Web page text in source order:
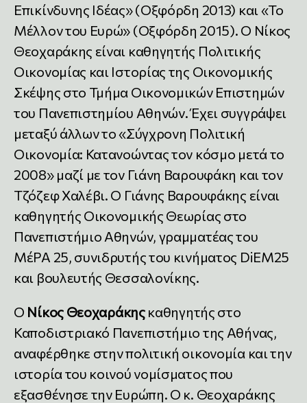
Επικίνδυνης Ιδέας» (Οξφόρδη 2013) και «Το
Μέλλον του Ευρώ» (Οξφόρδη 2015). Ο Νίκος
Θεοχαράκης είναι καθηγητής Πολιτικής
Οικονομίας και Ιστορίας της Οικονομικής
Σκέψης στο Τμήμα Οικονομικών Επιστημών
του Πανεπιστημίου Αθηνών. Έχει συγγράψει
μεταξύ άλλων το «Σύγχρονη Πολιτική
Οικονομία: Κατανοώντας τον κόσμο μετά το
2008» μαζί με τον Γιάνη Βαρουφάκη και τον
Τζόζεφ Χαλέβι. Ο Γιάνης Βαρουφάκης είναι
καθηγητής Οικονομικής Θεωρίας στο
Πανεπιστήμιο Αθηνών, γραμματέας του
ΜέΡΑ 25, συνιδρυτής του κινήματος DiEM25
και βουλευτής Θεσσαλονίκης.
Ο Νίκος Θεοχαράκηςκαθηγητής στο
Καποδιστριακό Πανεπιστήμιο της Αθήνας,
αναφέρθηκε στην πολιτική οικονομία και την
ιστορία του κοινού νομίσματος που
εξασθένησε την Ευρώπη. Ο κ. Θεοχαράκης